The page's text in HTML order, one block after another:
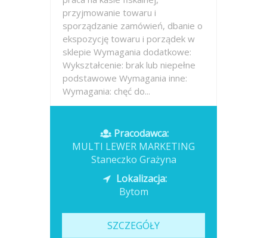
przyjmowanie towaru i
sporządzanie zamówień, dbanie o
ekspozycję towaru i porządek w
sklepie Wymagania dodatkowe:
Wykształcenie: brak lub niepełne
podstawowe Wymagania inne:
Wymagania: chęć do...
Pracodawca:
MULTI LEWER MARKETING
Staneczko Grażyna
Lokalizacja:
Bytom
SZCZEGÓŁY